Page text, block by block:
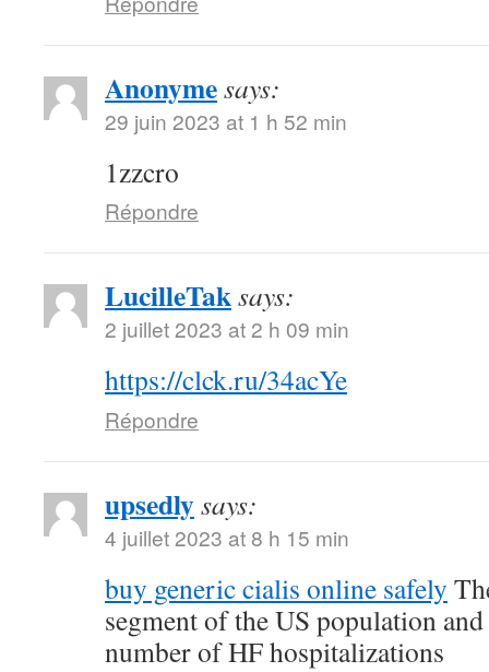
Anonymesays:
29 juin 2023 at 1 h 52 min
1zzcro
Répondre
LucilleTaksays:
2 juillet 2023 at 2 h 09 min
https://clck.ru/34acYe
Répondre
upsedlysays:
4 juillet 2023 at 8 h 15 min
buy generic cialis online safely
segment of the US population
number of HF hospitalizations